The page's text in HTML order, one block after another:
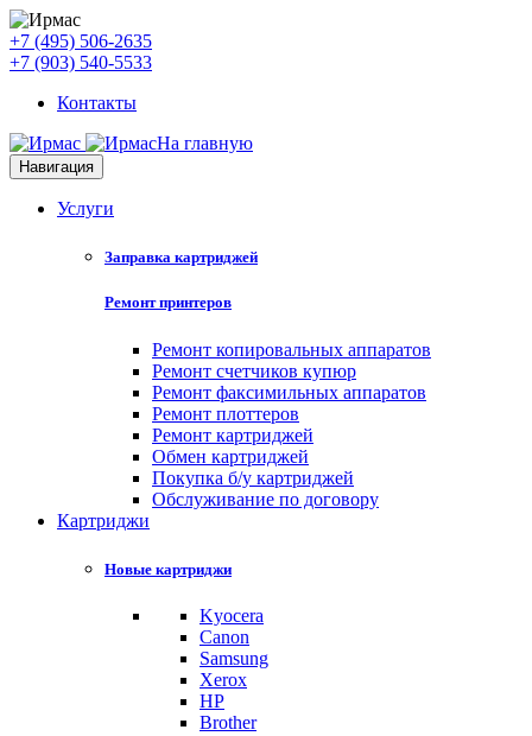
+7 (495) 506-2635
+7 (903) 540-5533
Контакты
На главную
Навигация
Услуги
Заправка картриджей
Ремонт принтеров
Ремонт копировальных аппаратов
Ремонт счетчиков купюр
Ремонт факсимильных аппаратов
Ремонт плоттеров
Ремонт картриджей
Обмен картриджей
Покупка б/у картриджей
Обслуживание по договору
Картриджи
Новые картриджи
Kyocera
Canon
Samsung
Xerox
HP
Brother